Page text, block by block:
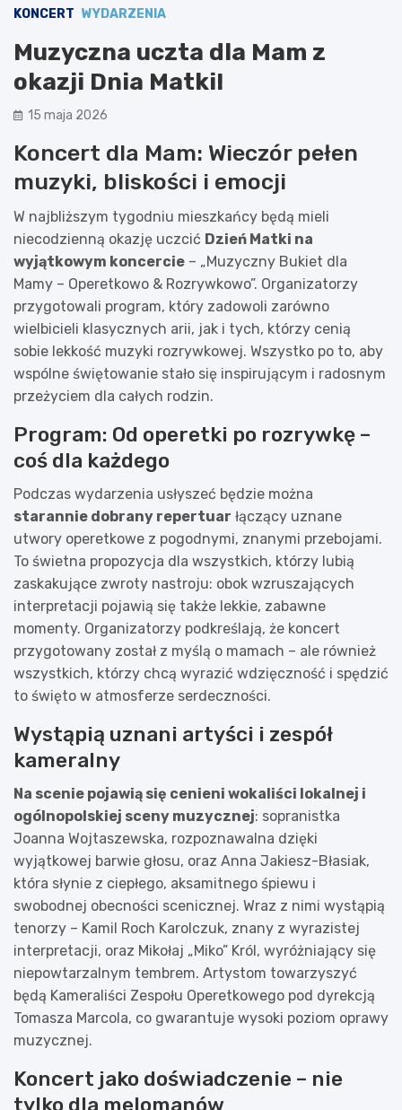
KONCERT WYDARZENIA
Muzyczna uczta dla Mam z
okazji Dnia Matki!
15 maja 2026
Koncert dla Mam: Wieczór pełen
muzyki, bliskości i emocji
W najbliższym tygodniu mieszkańcy będą mieli
niecodzienną okazję uczcić Dzień Matki na
wyjątkowym koncercie – „Muzyczny Bukiet dla
Mamy – Operetkowo & Rozrywkowo”. Organizatorzy
przygotowali program, który zadowoli zarówno
wielbicieli klasycznych arii, jak i tych, którzy cenią
sobie lekkość muzyki rozrywkowej. Wszystko po to, aby
wspólne świętowanie stało się inspirującym i radosnym
przeżyciem dla całych rodzin.
Program: Od operetki po rozrywkę –
coś dla każdego
Podczas wydarzenia usłyszeć będzie można
starannie dobrany repertuar łączący uznane
utwory operetkowe z pogodnymi, znanymi przebojami.
To świetna propozycja dla wszystkich, którzy lubią
zaskakujące zwroty nastroju: obok wzruszających
interpretacji pojawią się także lekkie, zabawne
momenty. Organizatorzy podkreślają, że koncert
przygotowany został z myślą o mamach – ale również
wszystkich, którzy chcą wyrazić wdzięczność i spędzić
to święto w atmosferze serdeczności.
Wystąpią uznani artyści i zespół
kameralny
Na scenie pojawią się cenieni wokaliści lokalnej i
ogólnopolskiej sceny muzycznej: sopranistka
Joanna Wojtaszewska, rozpoznawalna dzięki
wyjątkowej barwie głosu, oraz Anna Jakiesz-Błasiak,
która słynie z ciepłego, aksamitnego śpiewu i
swobodnej obecności scenicznej. Wraz z nimi wystąpią
tenorzy – Kamil Roch Karolczuk, znany z wyrazistej
interpretacji, oraz Mikołaj „Miko” Król, wyróżniający się
niepowtarzalnym tembrem. Artystom towarzyszyć
będą Kameraliści Zespołu Operetkowego pod dyrekcją
Tomasza Marcola, co gwarantuje wysoki poziom oprawy
muzycznej.
Koncert jako doświadczenie – nie
tylko dla melomanów